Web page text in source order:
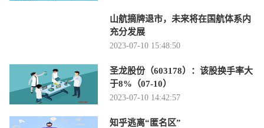
山航摘牌退市，未来将在国航体系内
充分发展
2023-07-10 15:48:50
圣龙股份（603178）：该股换手率大
于8%（07-10）
2023-07-10 14:42:57
知乎逃离“匿名区”